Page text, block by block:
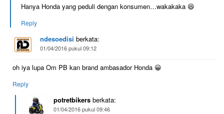
Hanya Honda yang peduli dengan konsumen…wakakaka 😆
Reply
ndesoedisi berkata:
01/04/2016 pukul 09:12
oh iya lupa Om PB kan brand ambasador Honda 😀
Reply
potretbikers berkata:
01/04/2016 pukul 09:46